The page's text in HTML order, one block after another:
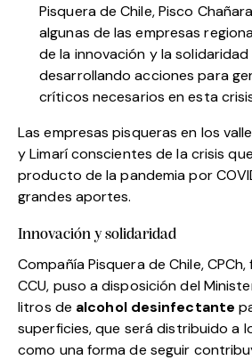
Pisquera de Chile, Pisco
algunas de las empresas
de la innovación y la
desarrollando acciones para
críticos necesarios en esta
Las empresas pisqueras en los
y Limarí conscientes de la crisis
producto de la pandemia por
grandes aportes.
Innovación y solidaridad
Compañía Pisquera de Chile,
CCU, puso a disposicióndel
litros de alcohol desinfectante
superficies, que será distribuido a
como una forma de seguir